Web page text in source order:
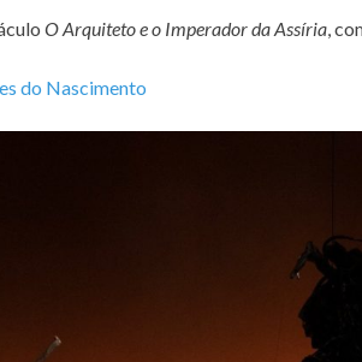
O Arquiteto e o Imperador da Assíria,
do Nascimento